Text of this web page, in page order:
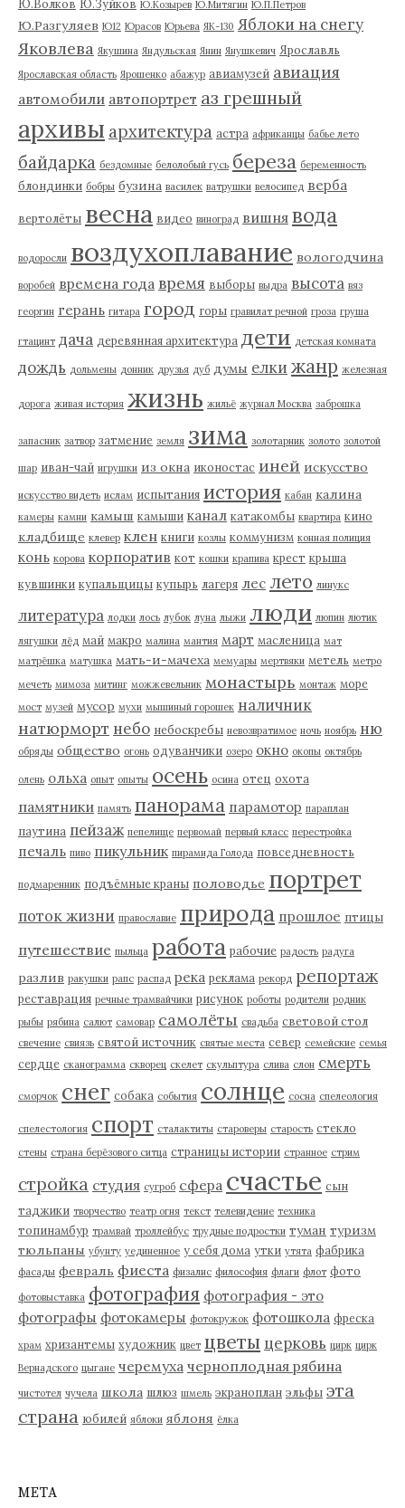
Ю.Волков Ю.Зуйков Ю.Козырев Ю.Митягин Ю.П.Петров
Ю.Разгуляев Ю12 Юрасов Юрьева ЯК-130 Яблоки на снегу
Яковлева Якушина Яндульская Янин Янушкевич Ярославль
Ярославская область Ярошенко абажур авиамузей авиация
автомобили автопортрет аз грешный
архивы архитектура астра африканцы бабье лето
байдарка бездомные белолобый гусь береза беременность
блондинки бобры бузина василек ватрушки велосипед верба
вертолёты весна видео виноград вишня вода
водоросли воздухоплавание вологодчина
воробей времена года время выборы выдра высота вяз
георгин герань гитара город горы гравилат речной гроза груша
гтацинт дача деревянная архитектура дети детская комната
дождь дольмены донник друзья дуб думы елки жанр железная
дорога живая история жизнь жильё журнал Москва заброшка
запасник затвор затмение земля зима золотарник золото золотой
шар иван-чай игрушки из окна иконостас иней искусство
искусство видеть ислам испытания история кабан калина
камеры камни камыш камыши канал катакомбы квартира кино
кладбище клевер клен книги козлы коммунизм конная полиция
конь корова корпоратив кот кошки крапива крест крыша
кувшинки купальщицы купырь лагеря лес лето линукс
литература лодки лось лубок луна лыжи люди люпин лютик
лягушки лёд май макро малина мантия март масленица мат
матрёшка матушка мать-и-мачеха мемуары мертвяки метель метро
мечеть мимоза митинг можжевельник монастырь монтаж море
мост музей мусор мухи мышиный горошек наличник
натюрморт небо небоскребы невозвратимое ночь ноябрь ню
обряды общество огонь одуванчики озеро окно окопы октябрь
олень ольха опыт опыты осень осина отец охота
памятники память панорама парамотор параплан
паутина пейзаж пепелище первомай первый класс перестройка
печаль пиво пикульник пирамида Голода повседневность
подмаренник подъёмные краны половодье портрет
поток жизни православие природа прошлое птицы
путешествие пыльца работа рабочие радость радуга
разлив ракушки рапс распад река реклама рекорд репортаж
реставрация речные трамвайчики рисунок роботы родители родник
рыбы рябина салют самовар самолёты свадьба световой стол
свечение свиязь святой источник святые места север семейские семья
сердце сканограмма скворец скелет скульптура слива слон смерть
сморчок снег собака события солнце сосна спелеология
спелестология спорт сталактиты староверы старость стекло
стены страна берёзового ситца страницы истории странное стрим
стройка студия сугроб сфера счастье сын
таджики творчество театр огня текст телевидение техника
топинамбур трамвай троллейбус трудные подростки туман туризм
тюльпаны убунту уединенное у себя дома утки утята фабрика
фасады февраль фиеста физалис философия флаги флот фото
фотовыставка фотография фотография - это
фотографы фотокамеры фотокружок фотошкола фреска
храм хризантемы художник цвет цветы церковь цирк цирк
Вернадского цыгане черемуха черноплодная рябина
чистотел чучела школа шлюз шмель экраноплан эльфы эта
страна юбилей яблоки яблоня ёлка
МЕТА